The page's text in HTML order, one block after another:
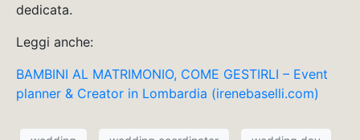
dedicata.
Leggi anche:
BAMBINI AL MATRIMONIO, COME GESTIRLI – Event
planner & Creator in Lombardia (irenebaselli.com)